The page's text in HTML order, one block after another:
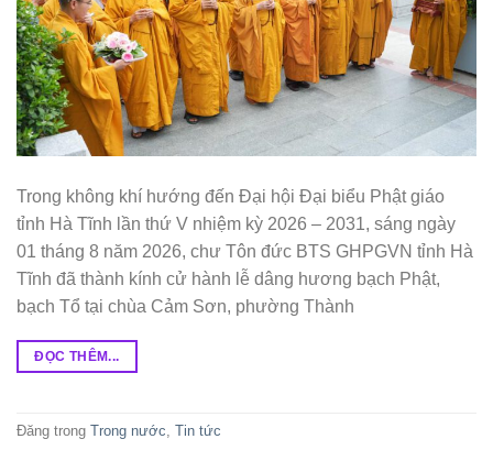
Trong không khí hướng đến Đại hội Đại biểu Phật giáo
tỉnh Hà Tĩnh lần thứ V nhiệm kỳ 2026 – 2031, sáng ngày
01 tháng 8 năm 2026, chư Tôn đức BTS GHPGVN tỉnh Hà
Tĩnh đã thành kính cử hành lễ dâng hương bạch Phật,
bạch Tổ tại chùa Cảm Sơn, phường Thành
ĐỌC THÊM...
Đăng trong Trong nước, Tin tức